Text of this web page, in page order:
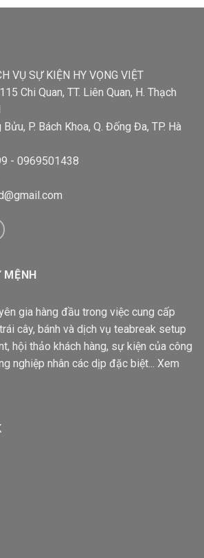
VỤ SỰ KIỆN HY VỌNG VIỆT
Chi Quan, TT. Liên Quan, H. Thạch
P. Bách Khoa, Q. Đống Đa, TP. Hà
- 0969501438
gia hàng đầu trong việc cung cấp
cây, bánh và dịch vụ teabreak setup
hội thảo khách hàng, sự kiện của công
nghiệp nhân các dịp đặc biệt... Xem